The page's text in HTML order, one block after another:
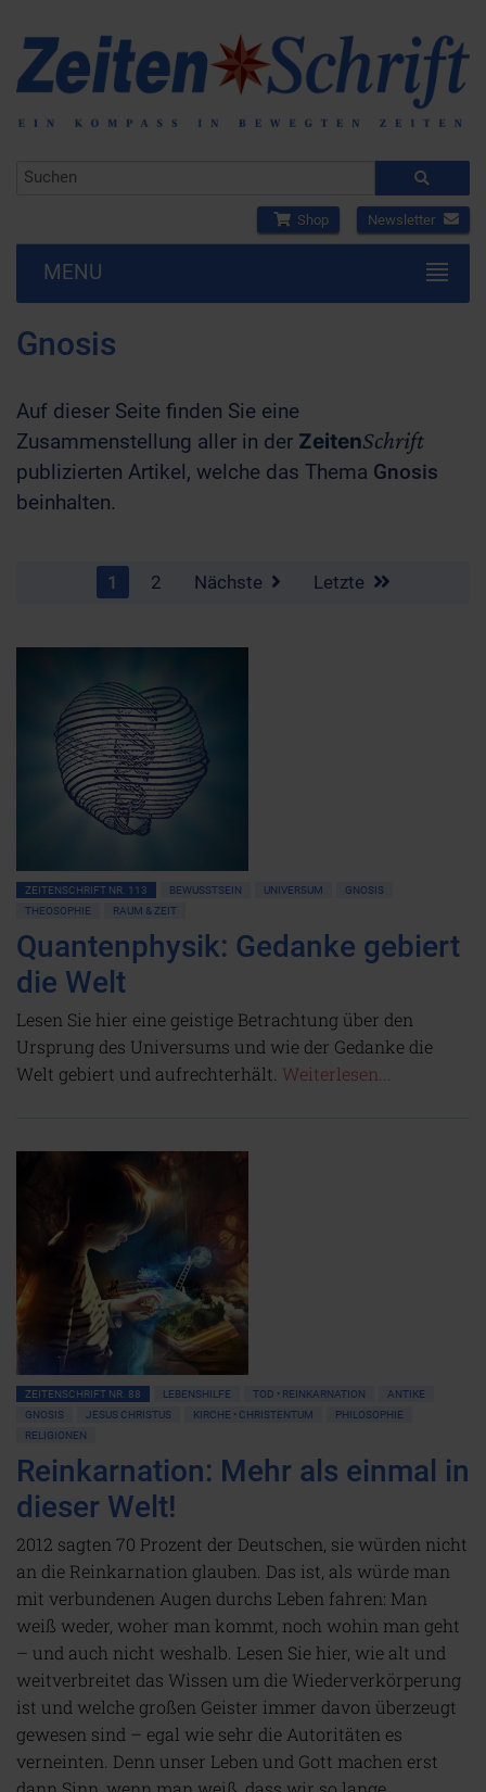
Shop Newsletter
MENU
Gnosis
Auf dieser Seite finden Sie eine
Zusammenstellung aller in der ZeitenSchrift
publizierten Artikel, welche das Thema Gnosis
beinhalten.
1 2 Nächste Letzte
ZEITENSCHRIFT NR. 113 BEWUSSTSEIN UNIVERSUM
GNOSIS
THEOSOPHIE
RAUM & ZEIT
Quantenphysik: Gedanke gebiert
die Welt
Lesen Sie hier eine geistige Betrachtung über den
Ursprung des Universums und wie der Gedanke die
Welt gebiert und aufrechterhält. Weiterlesen...
ZEITENSCHRIFT NR. 88 LEBENSHILFE TOD • REINKARNATION
ANTIKE
GNOSIS
JESUS CHRISTUS KIRCHE • CHRISTENTUM
PHILOSOPHIE
RELIGIONEN
Reinkarnation: Mehr als einmal in
dieser Welt!
2012 sagten 70 Prozent der Deutschen, sie würden nicht
an die Reinkarnation glauben. Das ist, als würde man
mit verbundenen Augen durchs Leben fahren: Man
weiß weder, woher man kommt, noch wohin man geht
– und auch nicht weshalb. Lesen Sie hier, wie alt und
weitverbreitet das Wissen um die Wiederverkörperung
ist und welche großen Geister immer davon überzeugt
gewesen sind – egal wie sehr die Autoritäten es
verneinten. Denn unser Leben und Gott machen erst